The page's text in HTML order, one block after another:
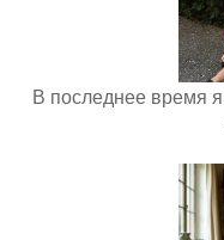
В последнее время